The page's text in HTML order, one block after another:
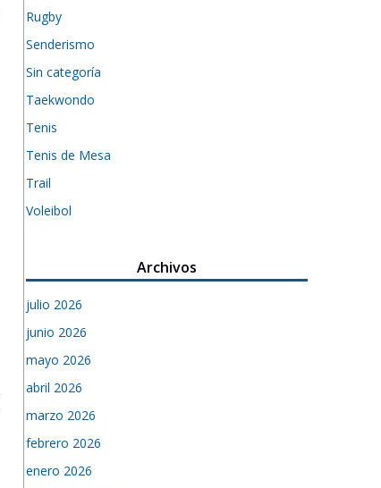
Rugby
Senderismo
Sin categoría
Taekwondo
Tenis
Tenis de Mesa
Trail
Voleibol
Archivos
julio 2026
junio 2026
mayo 2026
abril 2026
marzo 2026
febrero 2026
enero 2026